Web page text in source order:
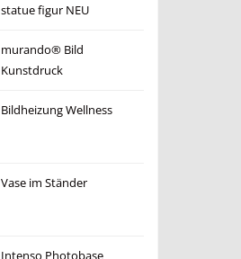
statue figur NEU
murando® Bild
Kunstdruck
Bildheizung Wellness
Vase im Ständer
Intenso Photobase